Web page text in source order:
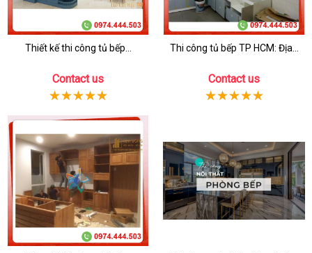
Thiết kế thi công tủ bếp...
Contact us
Thi công tủ bếp TP HCM: Địa...
Contact us